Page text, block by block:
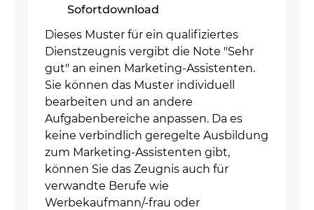
Sofortdownload
Dieses Muster für ein qualifiziertes
Dienstzeugnis vergibt die Note "Sehr
gut" an einen Marketing-Assistenten.
Sie können das Muster individuell
bearbeiten und an andere
Aufgabenbereiche anpassen. Da es
keine verbindlich geregelte Ausbildung
zum Marketing-Assistenten gibt,
können Sie das Zeugnis auch für
verwandte Berufe wie
Werbekaufmann/-frau oder